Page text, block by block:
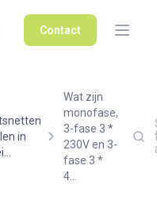
Contact
in
Wat zijn
monofase,
3-fase 3 *
230V en 3-
fase 3 *
4...